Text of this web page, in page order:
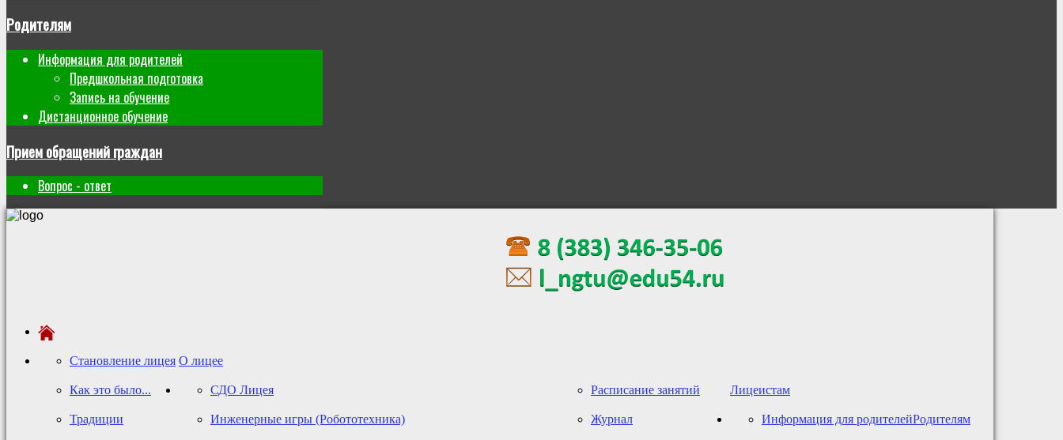
Родителям
Информация для родителей
Предшкольная подготовка
Запись на обучение
Дистанционное обучение
Прием обращений граждан
Вопрос - ответ
О лицее
Становление лицея
Как это было...
Традиции
Лицеистам
СДО Лицея
Инженерные игры (Робототехника)
Расписание занятий
Журнал Родителям
Информация для родителей